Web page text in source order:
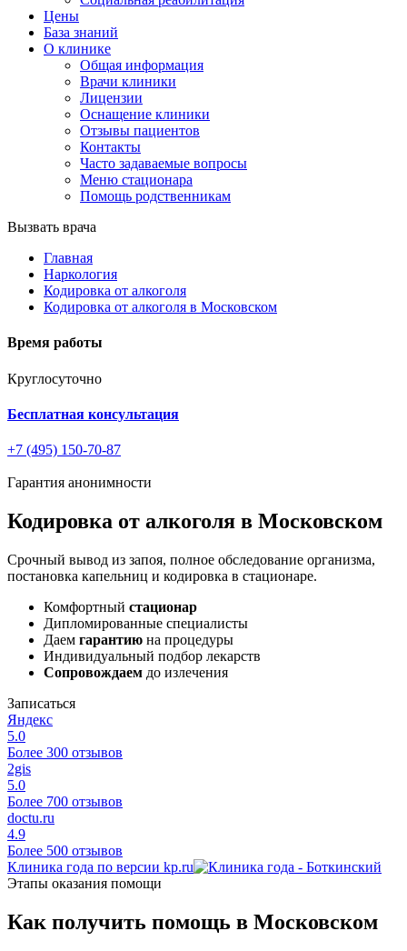
Цены
База знаний
О клинике
Общая информация
Врачи клиники
Лицензии
Оснащение клиники
Отзывы пациентов
Контакты
Часто задаваемые вопросы
Меню стационара
Помощь родственникам
Вызвать врача
Главная
Наркология
Кодировка от алкоголя
Кодировка от алкоголя в Московском
Время работы
Круглосуточно
Бесплатная консультация
+7 (495) 150-70-87
Гарантия анонимности
Кодировка от алкоголя в Московском
Срочный вывод из запоя, полное обследование организма,
постановка капельниц и кодировка в стационаре.
Комфортный стационар
Дипломированные специалисты
Даем гарантию на процедуры
Индивидуальный подбор лекарств
Сопровождаем до излечения
Записаться
Яндекс
5.0
Более 300 отзывов
2gis
5.0
Более 700 отзывов
doctu.ru
4.9
Более 500 отзывов
Клиника года по версии kp.ru
Этапы оказания помощи
Как получить помощь в Московском